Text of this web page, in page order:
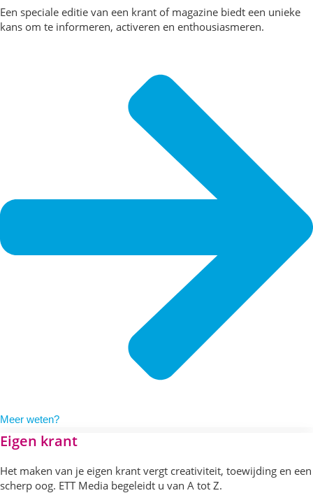
Een speciale editie van een krant of magazine biedt een unieke
kans om te informeren, activeren en enthousiasmeren.
Meer weten?
Eigen krant
Het maken van je eigen krant vergt creativiteit, toewijding en een
scherp oog. ETT Media begeleidt u van A tot Z.